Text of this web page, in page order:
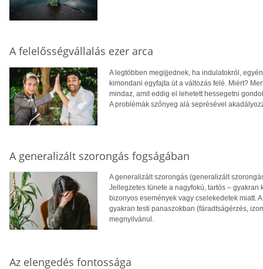
A felelősségvállalás ezer arca
A legtöbben megijjednek, ha indulatokról,
kimondani egyfajta út a változás felé. Miért?
mindaz, amit eddig el lehetett hessegetni
A problémák szőnyeg alá seprésével
A generalizált szorongás fogságában
A generalizált szorongás (generalizált
Jellegzetes tünete a nagyfokú, tartós –
bizonyos események vagy cselekedetek miatt.
gyakran testi panaszokban (fáradtságérzés,
megnyilvánul.
Az elengedés fontossága